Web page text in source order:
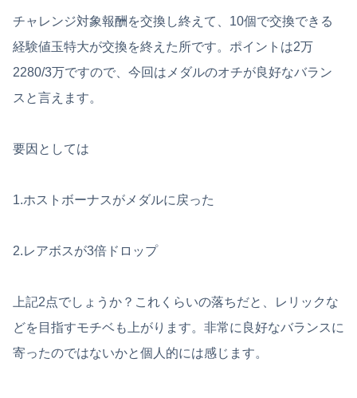
チャレンジ対象報酬を交換し終えて、10個で交換できる
経験値玉特大が交換を終えた所です。ポイントは2万
2280/3万ですので、今回はメダルのオチが良好なバラン
スと言えます。
要因としては
1.ホストボーナスがメダルに戻った
2.レアボスが3倍ドロップ
上記2点でしょうか？これくらいの落ちだと、レリックな
どを目指すモチベも上がります。非常に良好なバランスに
寄ったのではないかと個人的には感じます。